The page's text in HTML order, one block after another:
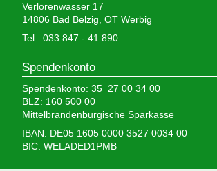
Verlorenwasser 17
14806 Bad Belzig, OT Werbig
Tel.: 033 847 - 41 890
Spendenkonto
Spendenkonto: 35 27 00 34 00
BLZ: 160 500 00
Mittelbrandenburgische Sparkasse
IBAN: DE05 1605 0000 3527 0034 00
BIC: WELADED1PMB